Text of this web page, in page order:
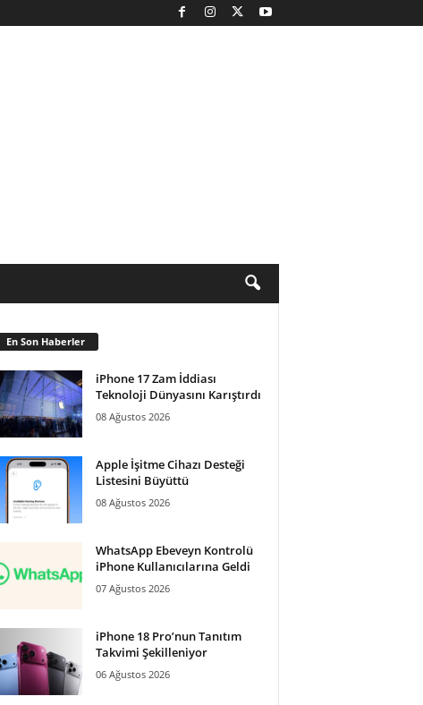
En Son Haberler
iPhone 17 Zam İddiası
Teknoloji Dünyasını Karıştırdı
08 Ağustos 2026
Apple İşitme Cihazı Desteği
Listesini Büyüttü
08 Ağustos 2026
WhatsApp Ebeveyn Kontrolü
iPhone Kullanıcılarına Geldi
07 Ağustos 2026
iPhone 18 Pro’nun Tanıtım
Takvimi Şekilleniyor
06 Ağustos 2026